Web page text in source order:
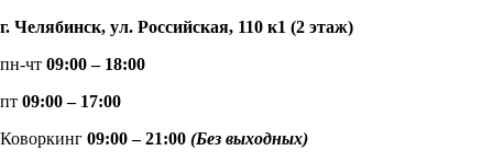
г. Челябинск, ул. Российская, 110 к1 (2 этаж)
пн-чт 09:00 – 18:00
пт 09:00 – 17:00
Коворкинг 09:00 – 21:00 (Без выходных)